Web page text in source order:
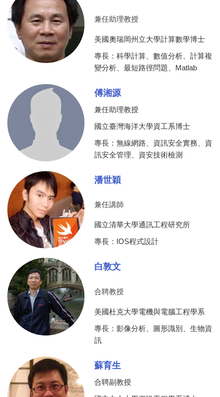
兼任助理教授
美國奧瑞岡州立大學計算數學博士
專長：科學計算、數值分析、計算複
變分析、最短路徑問題、Matlab
傅湘源
兼任助理教授
國立臺灣海洋大學資工系博士
專長：無線網路、資訊安全實務、資
訊安全管理、資安技術檢測
潘世穎
兼任講師
國立清華大學通訊工程研究所
專長：IOS程式設計
白敦文
合聘教授
美國杜克大學電機與電腦工程學系
專長：影像分析、圖形識別、生物資
訊
蘇育生
合聘副教授